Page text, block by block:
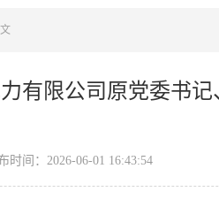
有限公司原党委书
时间：2026-06-01 16:43:54